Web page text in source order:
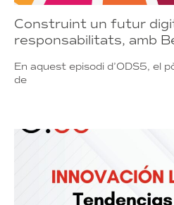
Construint un futur
responsabilitats, amb
En aquest episodi d’ODS5, el
de